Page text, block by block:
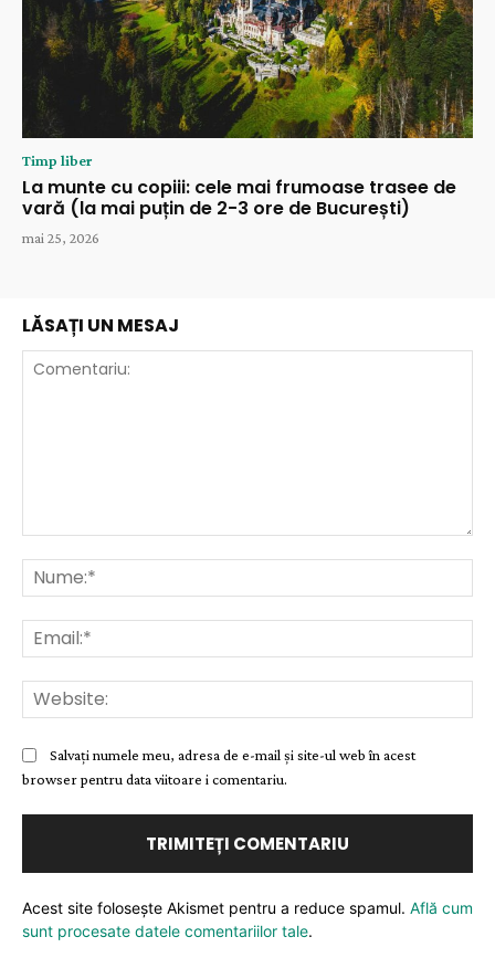
Timp liber
La munte cu copiii: cele mai frumoase trasee de
vară (la mai puțin de 2-3 ore de București)
mai 25, 2026
LĂSAȚI UN MESAJ
Salvați numele meu, adresa de e-mail și site-ul web în acest
browser pentru data viitoare i comentariu.
Acest site folosește Akismet pentru a reduce spamul. Află cum
sunt procesate datele comentariilor tale.